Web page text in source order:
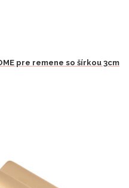
pre remene so šírkou 3cm